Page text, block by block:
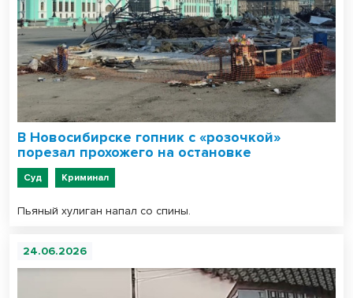
В Новосибирске гопник с «розочкой»
порезал прохожего на остановке
Суд Криминал
Пьяный хулиган напал со спины.
24.06.2026